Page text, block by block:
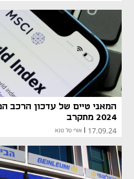
המאני טיים של עדכון הרכב
2024 מתקרב
17.09.24 אורי טל טנא